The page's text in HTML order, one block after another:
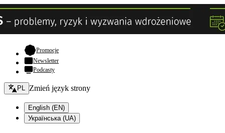
Promocje- otwiera się w nowej karcie
Newsletter
Podcasty
Zmień język - bieżący:
PL Zmień język strony
English (EN)
Українська (UA)